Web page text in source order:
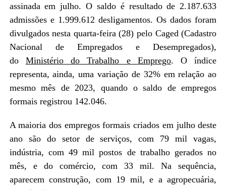
assinada em julho. O saldo é resultado de 2.187.633
admissões e 1.999.612 desligamentos. Os dados foram
divulgados nesta quarta-feira (28) pelo Caged (Cadastro
Nacional de Empregados e Desempregados),
do Ministério do Trabalho e Emprego. O índice
representa, ainda, uma variação de 32% em relação ao
mesmo mês de 2023, quando o saldo de empregos
formais registrou 142.046.
A maioria dos empregos formais criados em julho deste
ano são do setor de serviços, com 79 mil vagas,
indústria, com 49 mil postos de trabalho gerados no
mês, e do comércio, com 33 mil. Na sequência,
aparecem construção, com 19 mil, e a agropecuária,